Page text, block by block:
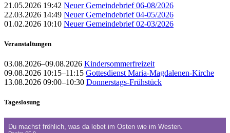
21.05.2026 19:42 Neuer Gemeindebrief 06-08/2026
22.03.2026 14:49 Neuer Gemeindebrief 04-05/2026
01.02.2026 10:10 Neuer Gemeindebrief 02-03/2026
Veranstaltungen
03.08.2026–09.08.2026 Kindersommerfreizeit
09.08.2026 10:15–11:15 Gottesdienst Maria-Magdalenen-Kirche
13.08.2026 09:00–10:30 Donnerstags-Frühstück
Tageslosung